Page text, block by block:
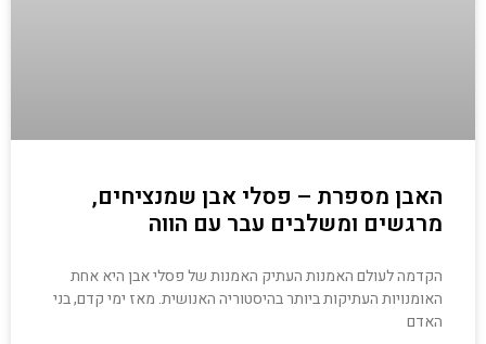
האבן מספרת – פסלי אבן שמנציחים,
מרגשים ומשלבים עבר עם הווה
הקדמה לעולם האמנות העתיק האמנות של פסלי אבן היא אחת
האומנויות העתיקות ביותר בהיסטוריה האנושית. מאז ימי קדם, בני
האדם